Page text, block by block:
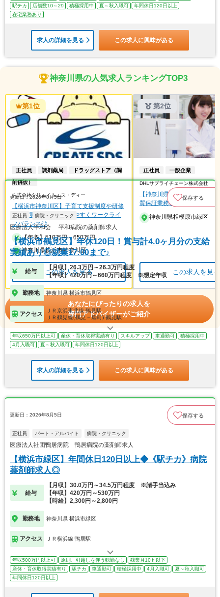
駅チカ
店舗数10～29 積極採用中 夏～秋入職可
年間休日120日以上
在宅業務あり
求人の詳細を見る この求人に興味がある
神奈川県の人気求人ランキングTOP3
第1位
正社員 調剤薬局
ドラッグストア（調
剤併設）
株式会社クリエイトエス・ディー
【横浜市神奈川区】子育て支援制度や研修
制度充実♪お休みが取りやすくワークライ
フバランス◎
【年収】510万円～650万円
神奈川県横浜市神奈川区
この求人を見る
第2位
正社員 一般企業
DHLサプライチェーン株式会社
【神奈川県／相模原市緑区】
質保証業務◎薬剤師募集です
神奈川県相模原市緑区
この求人を見る
あなたにぴったりの求人を
専門アドバイザーがご紹介
更新日：2026年8月5日 保存する
正社員 病院・クリニック
医療法人平和会 平和病院の薬剤師求人
【横浜市鶴見区】年休120日！賞与計4.0ヶ月分の支給
実績あり◎就業17:00まで♪
給与
【月収】26.3万円～26.3万円程度
【年収】420万円～660万円程度 ※想定年収
勤務地 神奈川県 横浜市鶴見区
アクセス
ＪＲ京浜東北線 鶴見駅
ＪＲ鶴見線(鶴見－扇町) 鶴見駅
年収650万円以上可 産休・育休取得実績有り スキルアップ 車通勤可
積極採用中
4月入職可
夏～秋入職可 年間休日120日以上
求人の詳細を見る この求人に興味がある
更新日：2026年8月5日 保存する
正社員 パート・アルバイト 病院・クリニック
医療法人社団鴨居病院 鴨居病院の薬剤師求人
【横浜市緑区】年間休日120日以上◆《駅チカ》病院
薬剤師求人◎
給与
【月収】30.0万円～34.5万円程度 ※諸手当込み
【年収】420万円～530万円
【時給】2,300円～2,800円
勤務地 神奈川県 横浜市緑区
アクセス ＪＲ横浜線 鴨居駅
年収500万円以上可 原則、引越しを伴う転勤なし
残業月10ｈ以下
産休・育休取得実績有り
駅チカ 車通勤可 積極採用中 4月入職可
夏～秋入職可
年間休日120日以上